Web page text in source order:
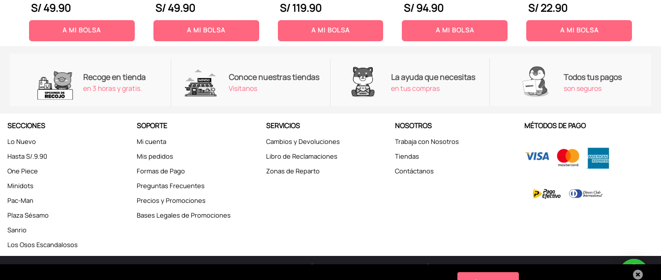
S/49.90
A MI BOLSA
S/49.90
A MI BOLSA
S/119.90
A MI BOLSA
S/94.90
A MI BOLSA
S/22.90
A MI BOLSA
Recoge en tienda
en 3 horas y gratis.
Conoce nuestras tiendas
Visitanos
La ayuda que necesitas
en tus compras
Todos tus pagos
son seguros
SECCIONES
Lo Nuevo
Hasta S/.9.90
One Piece
Minidots
Pac-Man
Plaza Sésamo
Sanrio
Los Osos Escandalosos
SOPORTE
Mi cuenta
Mis pedidos
Formas de Pago
Preguntas Frecuentes
Precios y Promociones
Bases Legales de Promociones
SERVICIOS
Cambios y Devoluciones
Libro de Reclamaciones
Zonas de Reparto
NOSOTROS
Trabaja con Nosotros
Tiendas
Contáctanos
MÉTODOS DE PAGO
Miniso Perú. Todos los derechos reservados © 2025 Términos y Condiciones Aviso de Privacidad